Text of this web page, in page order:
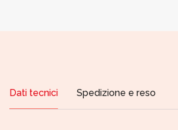
Dati tecnici Spedizione e reso